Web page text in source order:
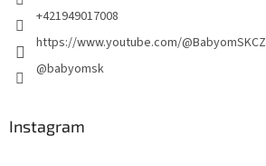
+421949017008
https://www.youtube.com/@BabyomSKCZ
@babyomsk
Instagram